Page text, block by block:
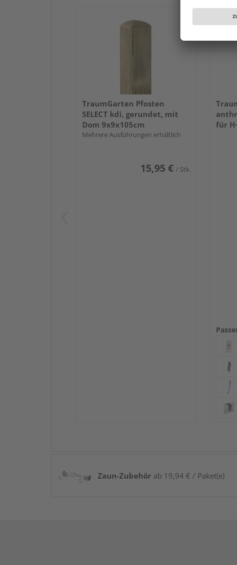
TraumGarten Pfosten
SELECT kdi, gerundet, mit
Dom 9x9x105cm
Mehrere Ausführungen erhältlich
15,95 € / Stk.
für
Zaun-Zubehör ab 19,94 € / Paket(e)